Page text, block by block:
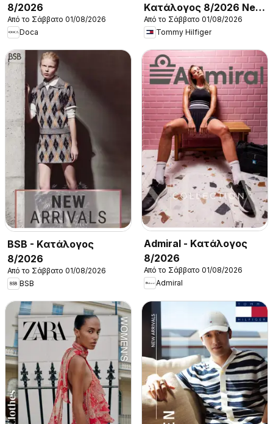
8/2026
Από το Σάββατο 01/08/2026
Doca
Kατάλογος 8/2026 New
in Women
Από το Σάββατο 01/08/2026
Tommy Hilfiger
BSB - Kατάλογος
8/2026
Από το Σάββατο 01/08/2026
BSB
Admiral - Kατάλογος
8/2026
Από το Σάββατο 01/08/2026
Admiral